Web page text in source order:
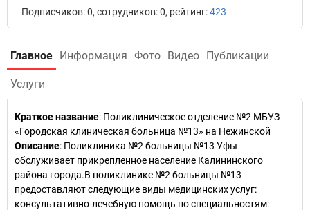
Подписчиков: 0, сотрудников: 0, рейтинг:423
Главное Информация Фото Видео Публикации
Услуги
Краткое название: Поликлиническое отделение №2 МБУЗ
«Городская клиническая больница №13» на Нежинской
Описание: Поликлиника №2 больницы №13 Уфы
обслуживает прикрепленное население Калининского
района города.В поликлинике №2 больницы №13
предоставляют следующие виды медицинских услуг:
консультативно-лечебную помощь по специальностям: